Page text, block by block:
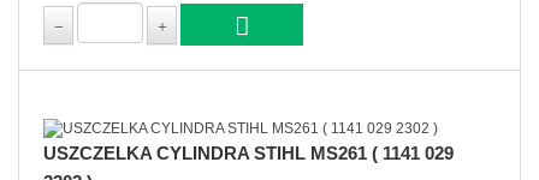
USZCZELKA CYLINDRA STIHL MS261 ( 1141 029